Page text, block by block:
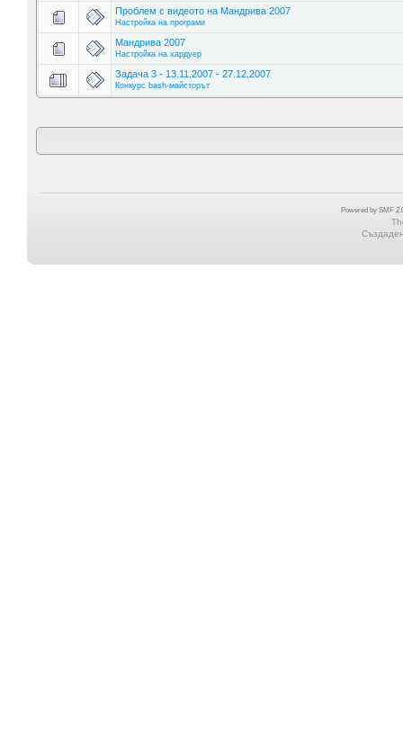
Проблем с видеото на Мандрива 2007
Настройка на програми
Мандрива 2007
Настройка на хардуер
Задача 3 - 13.11.2007 - 27.12.2007
Конкурс bash-майсторът
Powered by SMF